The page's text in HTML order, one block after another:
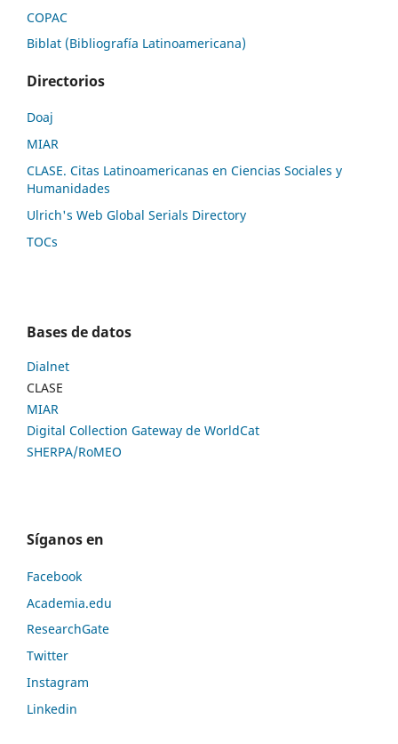
COPAC
Biblat (Bibliografía Latinoamericana)
Directorios
Doaj
MIAR
CLASE. Citas Latinoamericanas en Ciencias Sociales y
Humanidades
Ulrich's Web Global Serials Directory
TOCs
Bases de datos
Dialnet
CLASE
MIAR
Digital Collection Gateway de WorldCat
SHERPA/RoMEO
Síganos en
Facebook
Academia.edu
ResearchGate
Twitter
Instagram
Linkedin